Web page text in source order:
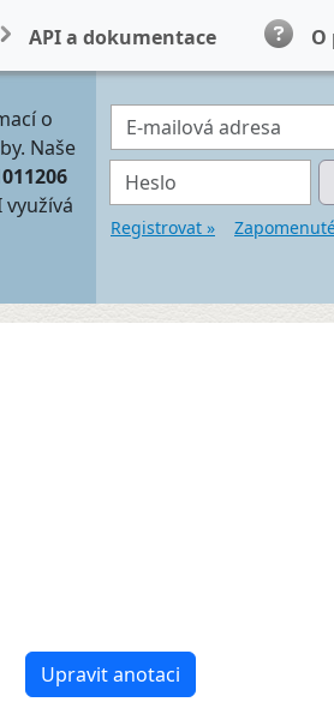
API a dokumentace O
o
Naše
využívá
E-mailová adresa
Heslo
Registrovat »
Upravit anotaci